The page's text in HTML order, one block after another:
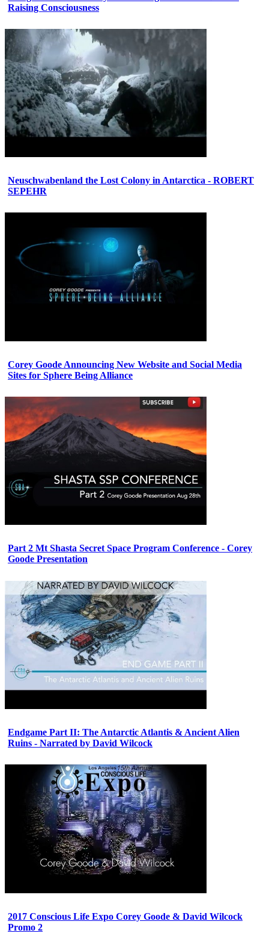
Raising Consciousness
Neuschwabenland the Lost Colony in Antarctica - ROBERT
SEPEHR
Corey Goode Announcing New Website and Social Media
Sites for Sphere Being Alliance
Part 2 Mt Shasta Secret Space Program Conference - Corey
Goode Presentation
Endgame Part II: The Antarctic Atlantis & Ancient Alien
Ruins - Narrated by David Wilcock
2017 Conscious Life Expo Corey Goode & David Wilcock
Promo 2